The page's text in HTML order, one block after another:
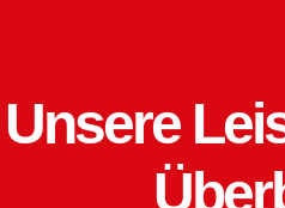
Unsere